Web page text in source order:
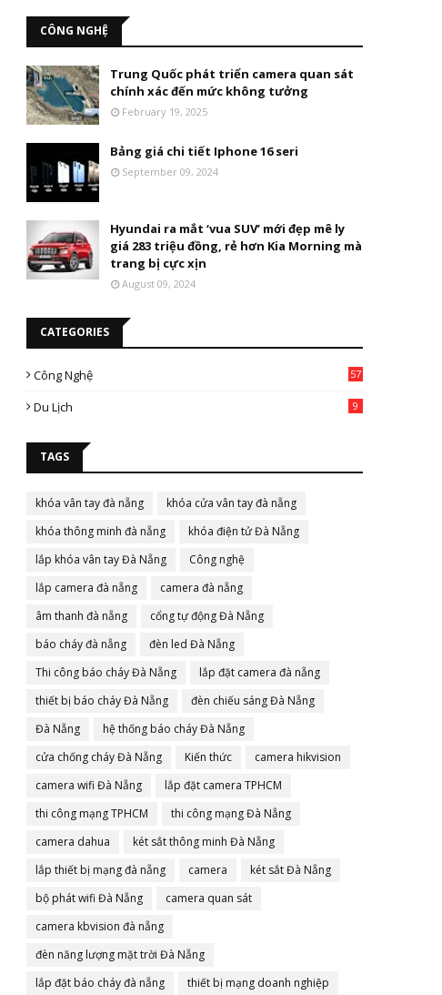
CÔNG NGHỆ
Trung Quốc phát triển camera quan sát
chính xác đến mức không tưởng
February 19, 2025
Bảng giá chi tiết Iphone 16 seri
September 09, 2024
Hyundai ra mắt ‘vua SUV’ mới đẹp mê ly
giá 283 triệu đồng, rẻ hơn Kia Morning mà
trang bị cực xịn
August 09, 2024
CATEGORIES
Công Nghệ 57
Du Lịch 9
TAGS
khóa vân tay đà nẵng
khóa cửa vân tay đà nẵng
khóa thông minh đà nẵng
khóa điện tử Đà Nẵng
lắp khóa vân tay Đà Nẵng
Công nghệ
lắp camera đà nẵng
camera đà nẵng
âm thanh đà nẵng
cổng tự động Đà Nẵng
báo cháy đà nẵng
đèn led Đà Nẵng
Thi công báo cháy Đà Nẵng
lắp đặt camera đà nẵng
thiết bị báo cháy Đà Nẵng
đèn chiếu sáng Đà Nẵng
Đà Nẵng
hệ thống báo cháy Đà Nẵng
cửa chống cháy Đà Nẵng
Kiến thức
camera hikvision
camera wifi Đà Nẵng
lắp đặt camera TPHCM
thi công mạng TPHCM
thi công mạng Đà Nẵng
camera dahua
két sắt thông minh Đà Nẵng
lắp thiết bị mạng đà nẵng
camera
két sắt Đà Nẵng
bộ phát wifi Đà Nẵng
camera quan sát
camera kbvision đà nẵng
đèn năng lượng mặt trời Đà Nẵng
lắp đặt báo cháy đà nẵng
thiết bị mạng doanh nghiệp